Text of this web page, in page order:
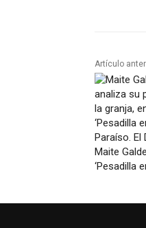
Artículo
Maite
‘Pesadilla